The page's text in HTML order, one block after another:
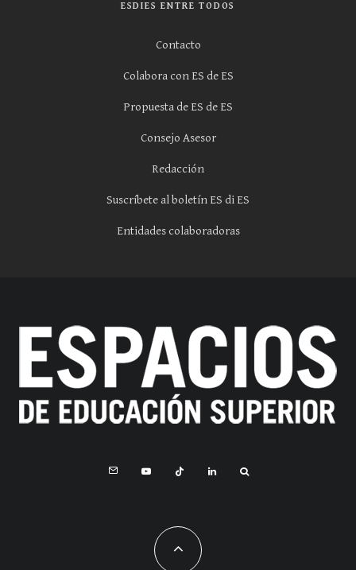
ESDIES ENTRE TODOS
Contacto
Colabora con ES de ES
Propuesta de ES de ES
Consejo Asesor
Redacción
Suscríbete al boletín ES di ES
Entidades colaboradoras